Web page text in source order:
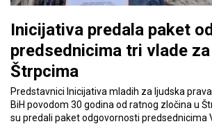
Inicijativa predala paket
predsednicima tri vlade
Štrpcima
Predstavnici Inicijativa mladih za ljudska prava
BiH povodom 30 godina od ratnog zločina u
su predali paket odgovornosti predsednicima